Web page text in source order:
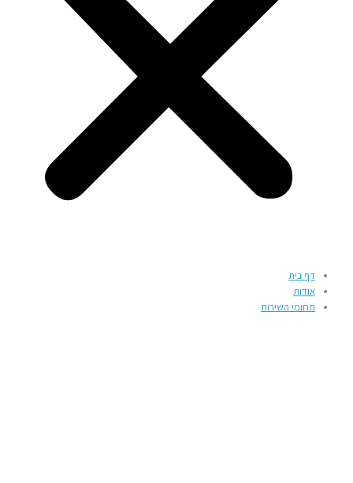
דף בית
אודות
תחומי השירות